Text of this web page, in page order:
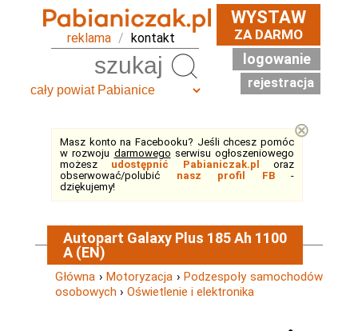
reklama / kontakt
WYSTAW
ZA DARMO
logowanie
rejestracja
Masz konto na Facebooku? Jeśli chcesz pomóc
w rozwoju darmowego serwisu ogłoszeniowego
możesz udostępnić Pabianiczak.pl
oraz
obserwować/polubić nasz profil FB-
dziękujemy!
⊗
Autopart Galaxy Plus 185 Ah 1100
A (EN)
Główna ›Motoryzacja ›Podzespoły samochodów
osobowych › Oświetlenie i elektronika